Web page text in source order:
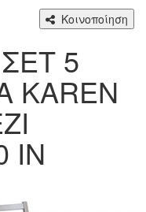
Κοινοποίηση
5
KAREN
IN